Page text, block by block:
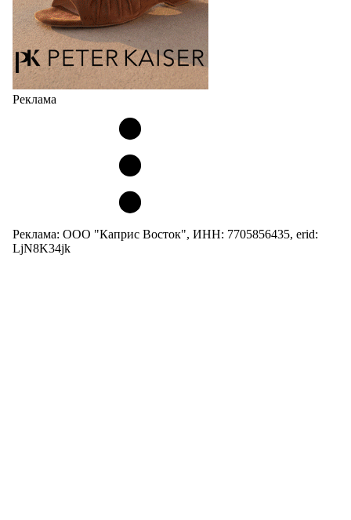
Реклама
Реклама: ООО "Каприс Восток", ИНН: 7705856435, erid:
LjN8K34jk